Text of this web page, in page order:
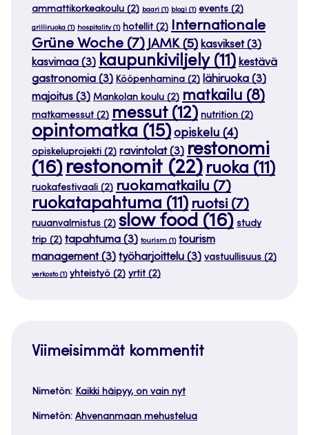
ammattikorkeakoulu (2) baari (1) blogi (1) events (2)
grilliruoka (1) hospitality(1) hotellit (2) Internationale
Grüne Woche (7) JAMK(5) kasvikset(3)
kasvimaa (3) kaupunkiviljely(11) kestävä
gastronomia (3) Kööpenhamina (2) lähiruoka (3)
majoitus (3) Mankolan koulu (2) matkailu (8)
matkamessut (2) messut(12) nutrition (2)
opintomatka (15) opiskelu (4)
opiskeluprojekti (2) ravintolat(3) restonomi
(16) restonomit(22) ruoka (11)
ruokafestivaali (2) ruokamatkailu (7)
ruokatapahtuma (11) ruotsi (7)
ruuanvalmistus (2) slow food (16) study
trip (2) tapahtuma (3) tourism (1) tourism
management(3) työharjoittelu (3) vastuullisuus (2)
verkosto(1) yhteistyö (2) yrtit (2)
Viimeisimmät kommentit
Nimetön: Kaikki häipyy, on vain nyt
Nimetön: Ahvenanmaan mehustelua